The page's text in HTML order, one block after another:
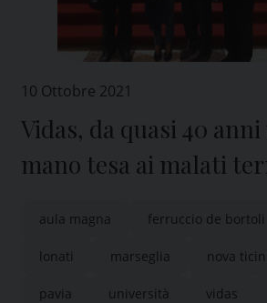
10 Ottobre 2021
Vidas, da quasi 40 anni
mano tesa ai malati
aula magna ferruccio de bortoli
lonati marseglia nova
pavia università vidas